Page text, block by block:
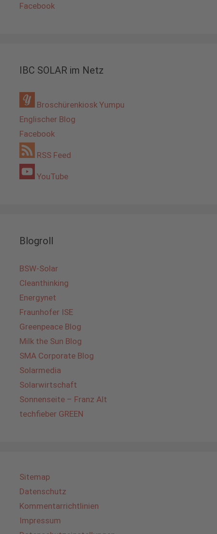
Facebook
IBC SOLAR im Netz
Broschürenkiosk Yumpu
Englischer Blog
Facebook
RSS Feed
YouTube
Blogroll
BSW-Solar
Cleanthinking
Energynet
Fraunhofer ISE
Greenpeace Blog
Milk the Sun Blog
SMA Corporate Blog
Solarmedia
Solarwirtschaft
Sonnenseite – Franz Alt
techfieber GREEN
Sitemap
Datenschutz
Kommentarrichtlinien
Impressum